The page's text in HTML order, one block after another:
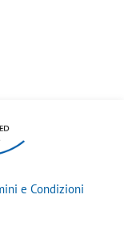
e Condizioni